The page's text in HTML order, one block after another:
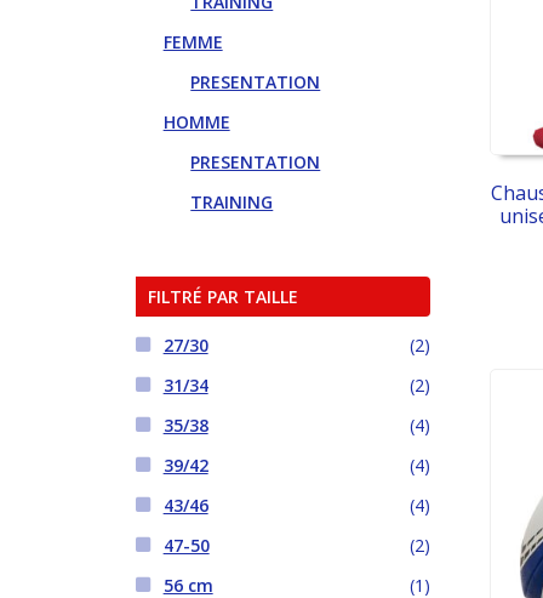
FEMME
PRESENTATION
HOMME
PRESENTATION
TRAINING
FILTRÉ PAR TAILLE
27/30
(2)
31/34
(2)
35/38
(4)
39/42
(4)
43/46
(4)
47-50
(2)
56 cm
(1)